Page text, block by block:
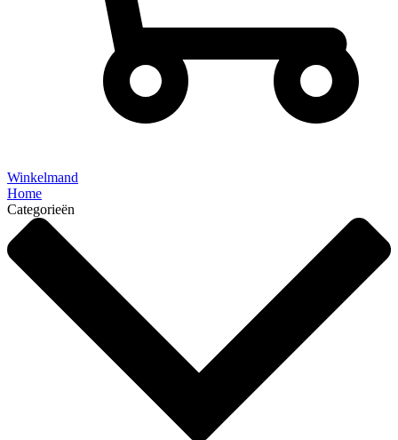
Winkelmand
Home
Categorieën